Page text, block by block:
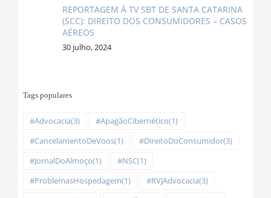
REPORTAGEM À TV SBT DE SANTA CATARINA
(SCC): DIREITO DOS CONSUMIDORES – CASOS
AÉREOS
30 julho, 2024
Tags populares
#Advocacia(3) #ApagãoCibernético(1)
#CancelamentoDeVoos(1) #DireitoDoConsumidor(3)
#JornalDoAlmoço(1) #NSC(1)
#ProblemasHospedagem(1) #RVJAdvocacia(3)